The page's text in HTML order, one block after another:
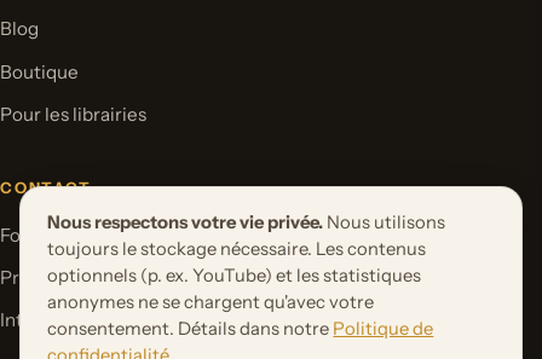
Blog
Boutique
Pour les librairies
CONTACT
Formulaire de contact
Proposer un projet de livre
International Rights
Nous respectons votre vie privée. Nous utilisons
toujours le stockage nécessaire. Les contenus
optionnels (p. ex. YouTube) et les statistiques
anonymes ne se chargent qu'avec votre
consentement. Détails dans notre Politique de